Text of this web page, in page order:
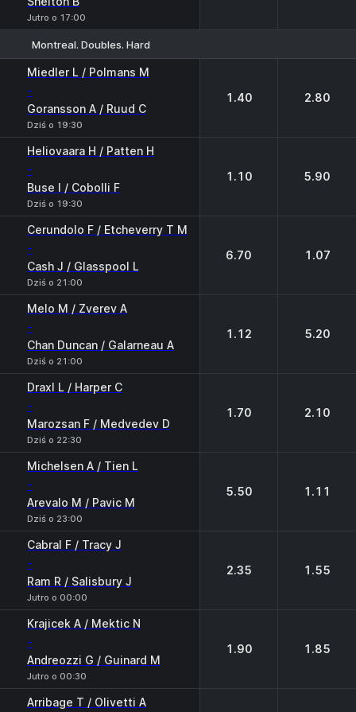
Jutro o 17:00
Montreal. Doubles. Hard
Miedler L / Polmans M
-
Goransson A / Ruud C
Dziś o 19:30
1.40 2.80
Heliovaara H / Patten H
-
Buse I / Cobolli F
Dziś o 19:30
1.10 5.90
Cerundolo F / Etcheverry T M
-
Cash J / Glasspool L
Dziś o 21:00
6.70 1.07
Melo M / Zverev A
-
Chan Duncan / Galarneau A
Dziś o 21:00
1.12 5.20
Draxl L / Harper C
-
Marozsan F / Medvedev D
Dziś o 22:30
1.70 2.10
Michelsen A / Tien L
-
Arevalo M / Pavic M
Dziś o 23:00
5.50 1.11
Cabral F / Tracy J
-
Ram R / Salisbury J
Jutro o 00:00
2.35 1.55
Krajicek A / Mektic N
-
Andreozzi G / Guinard M
Jutro o 00:30
1.90 1.85
Arribage T / Olivetti A